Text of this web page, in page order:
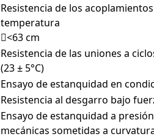
Resistencia de los
temperatura
<63 cm
Resistencia de las uniones a
(23 ± 5°C)
Ensayo de estanquidad en
Resistencia al desgarro bajo
Ensayo de estanquidad a
mecánicas sometidas a